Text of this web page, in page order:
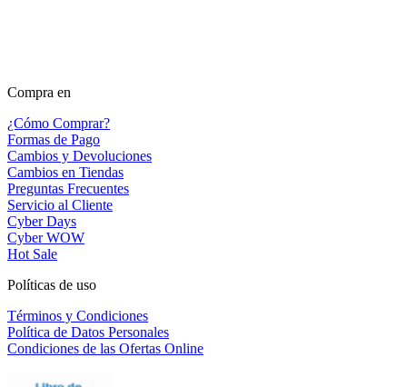
Compra en
¿Cómo Comprar?
Formas de Pago
Cambios y Devoluciones
Cambios en Tiendas
Preguntas Frecuentes
Servicio al Cliente
Cyber Days
Cyber WOW
Hot Sale
Políticas de uso
Términos y Condiciones
Política de Datos Personales
Condiciones de las Ofertas Online